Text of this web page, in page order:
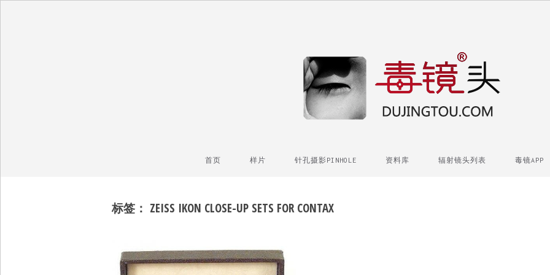
首页 样片 针孔摄影PINHOLE 资料库 辐射镜头列表 毒镜APP
标签： ZEISS IKON CLOSE-UP SETS FOR CONTAX